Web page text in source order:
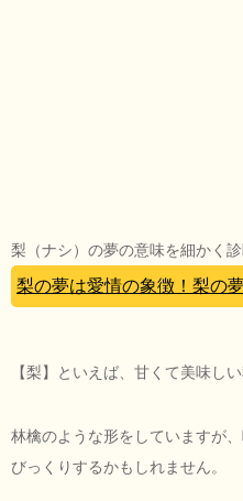
梨（ナシ）の夢の意味を細かく
梨の夢は愛情の象徴！梨の
【梨】といえば、甘くて美味し
林檎のような形をしていますが
びっくりするかもしれません。